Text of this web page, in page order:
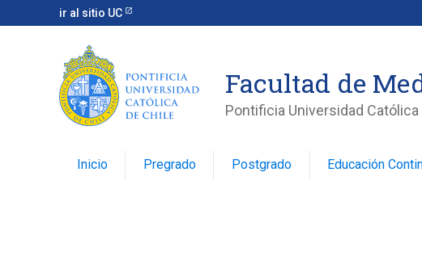
ir al sitio UC
Facultad de
Pontificia Universidad Católica
Inicio Pregrado Postgrado Educación